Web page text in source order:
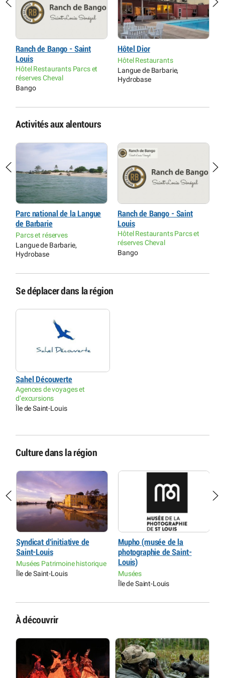
Ranch de Bango - Saint
Louis
Hôtel Restaurants Parcs et
réserves Cheval
Bango
Hôtel Dior
Hôtel Restaurants
Langue de Barbarie,
Hydrobase
Activités aux alentours
Parc national de la Langue
de Barbarie
Parcs et réserves
Langue de Barbarie,
Hydrobase
Ranch de Bango - Saint
Louis
Hôtel Restaurants Parcs et
réserves Cheval
Bango
Se déplacer dans la région
Sahel Découverte
Agences de voyages et
d’excursions
Île de Saint-Louis
Culture dans la région
Syndicat d’initiative de
Saint-Louis
Musées Patrimoine historique
Île de Saint-Louis
Mupho (musée de la
photographie de Saint-
Louis)
Musées
Île de Saint-Louis
À découvrir